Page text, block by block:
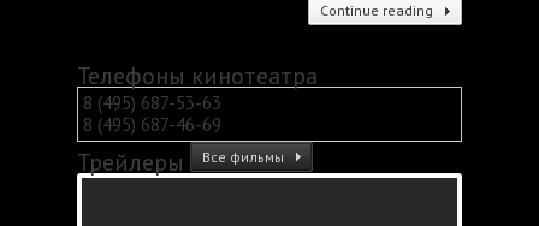
Continue reading
Телефоны кинотеатра
8 (495) 687-53-63
8 (495) 687-46-69
Трейлеры Все фильмы